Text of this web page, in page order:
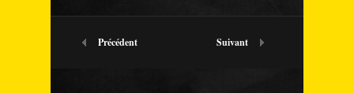
Précédent Suivant